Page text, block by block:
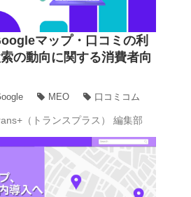
マップ・口コミの利
の動向に関する消費者向
MEO 口コミコム
（トランスプラス） 編集部